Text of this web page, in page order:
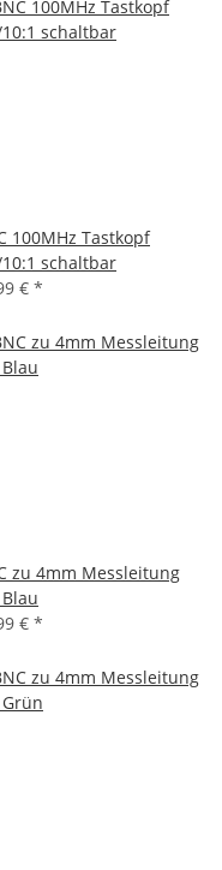
100MHz Tastkopf
schaltbar
€ *
zu 4mm Messleitung
€ *